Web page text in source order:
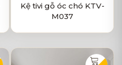
Kệ tivi gỗ óc chó KTV-
M037